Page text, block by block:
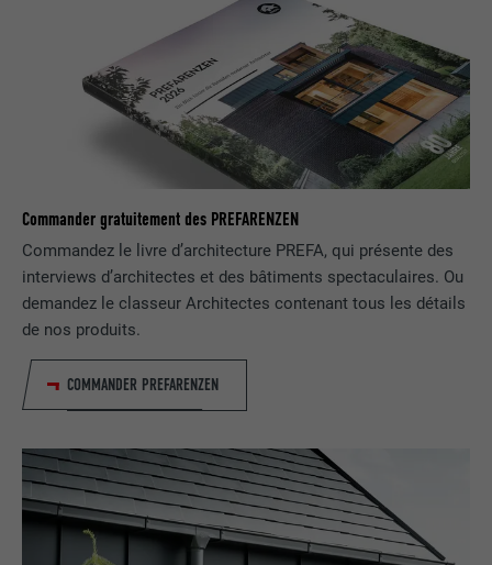
Commander gratuitement des PREFARENZEN
Commandez le livre d’architecture PREFA, qui présente des
interviews d’architectes et des bâtiments spectaculaires. Ou
demandez le classeur Architectes contenant tous les détails
de nos produits.
COMMANDER PREFARENZEN
1 jour
UTILITÉ
Utilisé par le service de réseau social
LinkedIn pour suivre l'utilisation de
services intégrés
FOURNISSEUR
EXPIRATION 1 an
UTILITÉ
attribut SameSite est disponible pour
tous les cookies dans ce navigateur
NOM _fbp
FOURNISSEUR Facebook
EXPIRATION 3 mois